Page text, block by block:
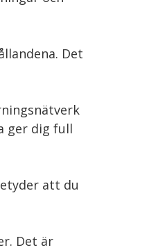
Det
ger dig full
att du
Det är